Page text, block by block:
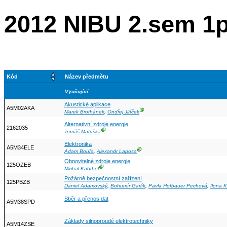
2012 NIBU 2.sem
Kód Název předmětu
Vyučující
A5M02AKA
Akustické aplikace
Marek Brothánek, Ondřej JiříčekⒼ
2162035
Alternativní zdroje energie
Tomáš MatuškaⒼ
A5M34ELE
Elektronika
Adam Bouřa,Alexandr LaposaⒼ
125OZEB
Obnovitelné zdroje energie
Michal KabrhelⒼ
125PBZB
Požárně bezpečnostní zařízení
Daniel Adamovský, Bohumír Garlík, Pavla Hofbauer Pechová, Ilona
A5M38SPD Sběr a přenos dat
A5M14ZSE Základy silnoproudé elektrotechniky